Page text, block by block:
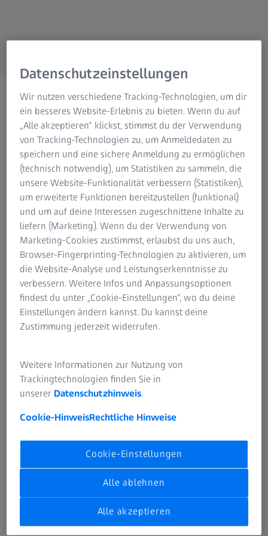
ZEISS Naturbeobachtung
Mehr Entdeckungen.
Naturliebhaber flüchten aus den Gewohnheiten des
Alltags. Sie suchen den engeren Kontakt zu sich selbst und
den besonderen Dingen der Welt. Wie die
Vogelbeobachter, die sich auf die Suche nach dem
Waldrapp in Marokko machten. Ein Vogel, der besonders
schwer zu finden ist. Denn diese Art ist vom Aussterben
bedroht. Wenn man endlich die Gelegenheit hat, mehrere
dieser beeindruckenden Vögel mit dem Fernglas zu
beobachten - dank Geduld, Erfahrung und der richtigen
Ausrüstung -, ist dies ein einzigartiger und
ZEISS NATURBEOBACHTUNG
Datenschutzeinstellungen
Wir nutzen verschiedene Tracking-Technologien, um dir
ein besseres Website-Erlebnis zu bieten. Wenn du auf
„Alle akzeptieren“ klickst, stimmst du der Verwendung
von Tracking-Technologien zu, um Anmeldedaten zu
speichern und eine sichere Anmeldung zu ermöglichen
(technisch notwendig), um Statistiken zu sammeln, die
unsere Website-Funktionalität verbessern (Statistiken),
um erweiterte Funktionen bereitzustellen (funktional)
und um auf deine Interessen zugeschnittene Inhalte zu
liefern (Marketing). Wenn du der Verwendung von
Marketing-Cookies zustimmst, erlaubst du uns auch,
Browser-Fingerprinting-Technologien zu aktivieren, um
die Website-Analyse und Leistungserkenntnisse zu
verbessern. Weitere Infos und Anpassungsoptionen
findest du unter „Cookie-Einstellungen“, wo du deine
Einstellungen ändern kannst. Du kannst deine
Zustimmung jederzeit widerrufen.
Weitere Informationen zur Nutzung von
Trackingtechnologien finden Sie in
unserer Datenschutzhinweis.
Cookie-HinweisRechtliche Hinweise
Cookie-Einstellungen
Alle ablehnen
Alle akzeptieren